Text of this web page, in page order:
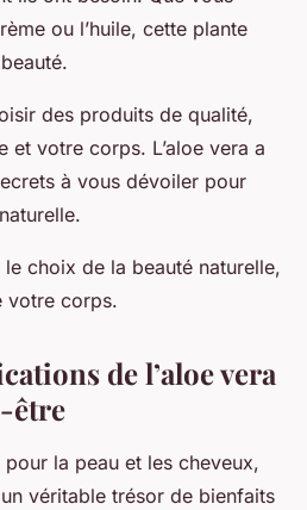
ou l’huile, cette plante
des produits de qualité,
et votre corps. L’aloe vera a
à vous dévoiler pour
le choix de la beauté naturelle,
votre corps.
de l’aloe vera
être
la peau et les cheveux,
véritable trésor de bienfaits